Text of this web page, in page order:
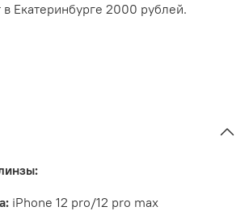
Екатеринбурге 2000 рублей.
iPhone 12 pro/12 pro max